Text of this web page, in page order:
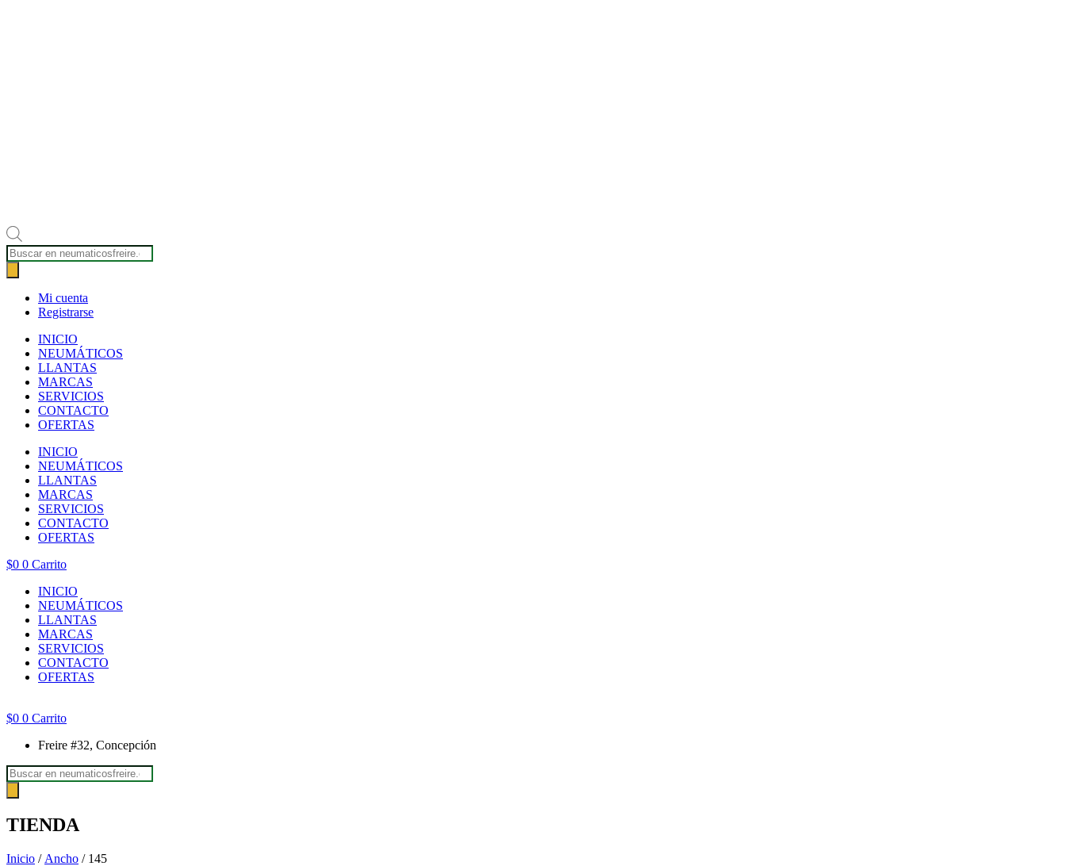
Búsqueda
de
productos
Mi cuenta
Registrarse
INICIO
NEUMÁTICOS
LLANTAS
MARCAS
SERVICIOS
CONTACTO
OFERTAS
INICIO
NEUMÁTICOS
LLANTAS
MARCAS
SERVICIOS
CONTACTO
OFERTAS
$0 0 Carrito
INICIO
NEUMÁTICOS
LLANTAS
MARCAS
SERVICIOS
CONTACTO
OFERTAS
$0 0 Carrito
Freire #32, Concepción
Búsqueda
de
productos
TIENDA
Inicio / Ancho / 145